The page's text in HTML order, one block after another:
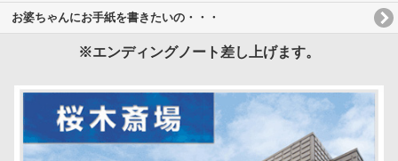
お婆ちゃんにお手紙を書きたいの・・・
※エンディングノート差し上げます。